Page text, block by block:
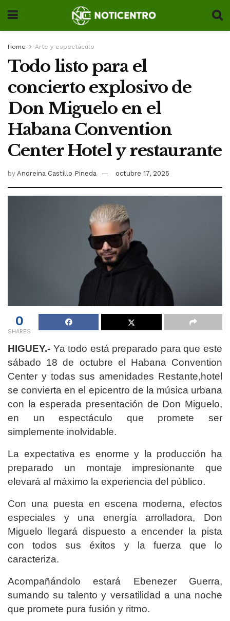
Home Arte y espectáculo
Todo listo para el
concierto explosivo de
Don Miguelo en el
Habana Convention
Center Hotel y restaurante
by Andreina Castillo Pineda octubre 17, 2025
0
SHARES
HIGUEY.- Ya todo está preparado para que este
sábado 18 de octubre el Habana Convention
Center y todas sus amenidades Restante,hotel
se convierta en el epicentro de la música urbana
con la esperada presentación de Don Miguelo,
en un espectáculo que promete ser
simplemente inolvidable.
La expectativa es enorme y la producción ha
preparado un montaje impresionante que
elevará al máximo la experiencia del público.
Con una puesta en escena moderna, efectos
especiales y una energía arrolladora, Don
Miguelo llegará dispuesto a encender la pista
con todos sus éxitos y la fuerza que lo
caracteriza.
Acompañándolo estará Ebenezer Guerra,
sumando su talento y versatilidad a una noche
que promete pura fusión y ritmo.